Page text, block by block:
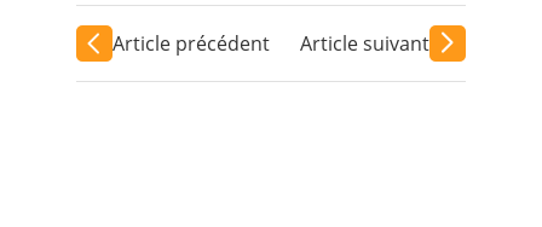
Article précédent Article suivant